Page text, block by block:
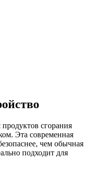
сгорания
Эта современная
чем обычная
подходит для